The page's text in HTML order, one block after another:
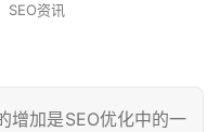
SEO资讯
增加是SEO优化中的一